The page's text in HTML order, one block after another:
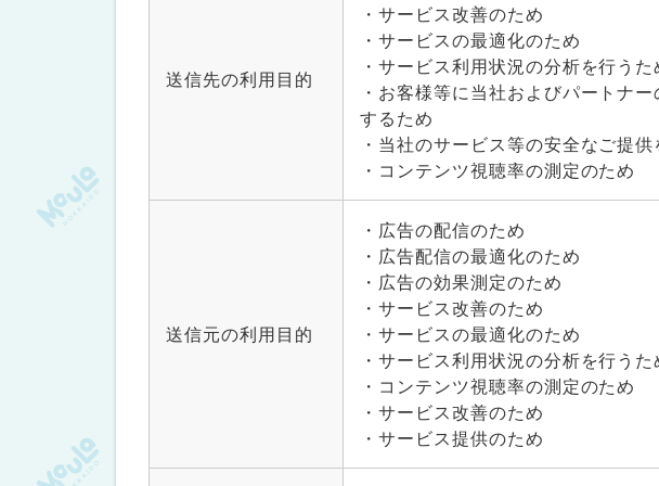
送信先の利用目的
・サービス改善のため
・サービスの最適化のため
・サービス利用状況の分析を行うた
・お客様等に当社およびパートナ
するため
・当社のサービス等の安全なご提
・コンテンツ視聴率の測定のため
送信元の利用目的
・広告の配信のため
・広告配信の最適化のため
・広告の効果測定のため
・サービス改善のため
・サービスの最適化のため
・サービス利用状況の分析を行うた
・コンテンツ視聴率の測定のため
・サービス改善のため
・サービス提供のため